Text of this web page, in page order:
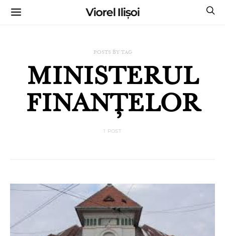
Viorel Ilișoi
POSTS BY TAG
MINISTERUL
FINANȚELOR
1 POST
CUMPĂRĂ CĂRȚILE MELE CU AUTOGRAF